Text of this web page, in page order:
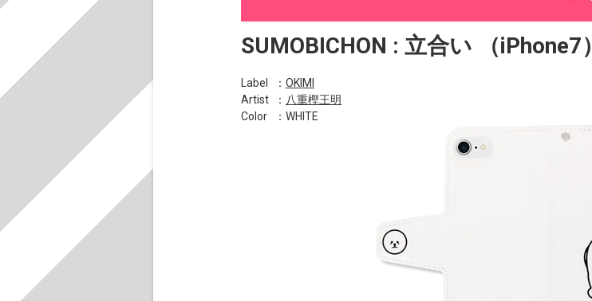
SUMOBICHON : 立合い （iPhone7）
Label ： OKIMI
Artist
： 八重樫王明
Color
：WHITE